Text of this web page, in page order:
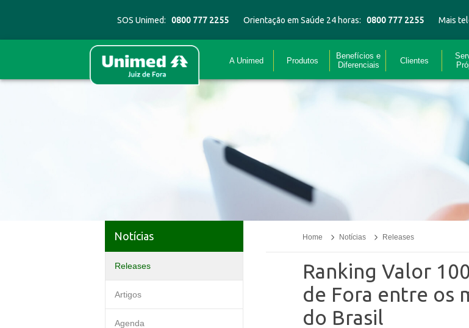
SOS Unimed: 0800 777 2255 Orientação em Saúde 24 horas: 0800 777 2255 Mais
A Unimed Produtos
Benefícios e
Diferenciais
Clientes
Notícias
Releases
Artigos
Agenda
Home Notícias Releases
Ranking Valor
de Fora entre os
do Brasil